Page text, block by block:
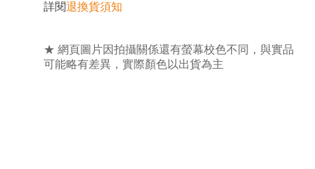
詳閱退換貨須知
★ 網頁圖片因拍攝關係還有螢幕校色不同，與實品
可能略有差異，實際顏色以出貨為主